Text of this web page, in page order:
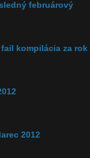
februárový
kompilácia za rok
2012